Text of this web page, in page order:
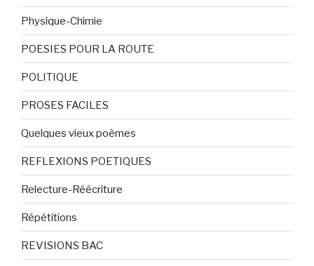
Physique-Chimie
POESIES POUR LA ROUTE
POLITIQUE
PROSES FACILES
Quelques vieux poèmes
REFLEXIONS POETIQUES
Relecture-Réécriture
Répétitions
REVISIONS BAC